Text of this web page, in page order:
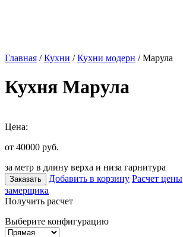
Главная /Кухни /Кухни модерн / Марула
Кухня Марула
Цена:
от 40000 руб.
за метр в длину верха и низа гарнитура
Заказать Добавить в корзину Расчет цены
замерщика
Получить расчет
Выберите конфигурацию